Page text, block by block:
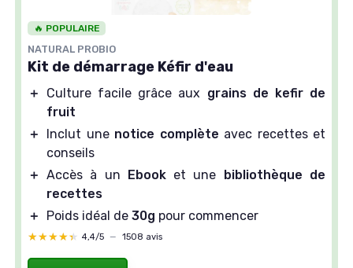
🔥 POPULAIRE
NATURAL PROBIO
Kit de démarrage Kéfir d'eau
＋ Culture facile grâce aux grains de kefir de
fruit
＋
Inclut une notice complète avec recettes et
conseils
＋ Accès à un Ebooket une
bibliothèque de
recettes
＋
Poids idéal de 30g pour commencer
★★★★★
★★★★★ 4,4/5 — 1508 avis